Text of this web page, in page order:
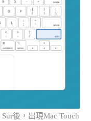
後，出現Mac Touch